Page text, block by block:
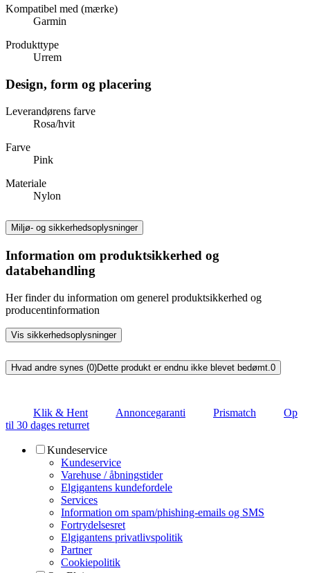
Kompatibel med (mærke)
Garmin
Produkttype
Urrem
Design, form og placering
Leverandørens farve
Rosa/hvit
Farve
Pink
Materiale
Nylon
Miljø- og sikkerhedsoplysninger
Information om produktsikkerhed og
databehandling
Her finder du information om generel produktsikkerhed og
producentinformation
Vis sikkerhedsoplysninger
Hvad andre synes (0)Dette produkt er endnu ikke blevet bedømt.0
Klik & Hent Annoncegaranti Prismatch
Op
til 30 dages returret
Kundeservice
Kundeservice
Varehuse / åbningstider
Elgigantens kundefordele
Services
Information om spam/phishing-emails og SMS
Fortrydelsesret
Elgigantens privatlivspolitik
Partner
Cookiepolitik